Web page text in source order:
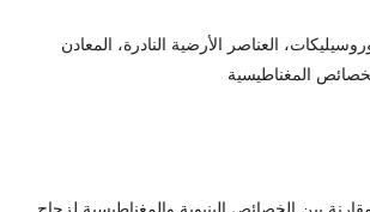
العناصر الأرضية النادرة، المعادن
المغناطيسية